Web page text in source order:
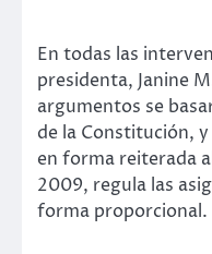
En todas las
presidenta, Janine
argumentos se
de la Constitución,
en forma reiterada
2009, regula las
forma proporcional.